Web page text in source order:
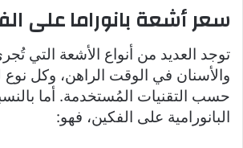
سعر أشعة بانوراما على
توجد العديد من أنواع الأشعة التي
والأسنان في الوقت الراهن، وكل نوع
حسب التقنيات المُستخدمة. أما
البانورامية على الفكين، فهو: